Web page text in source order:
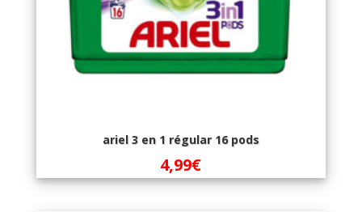
ariel 3 en 1 régular 16 pods
4,99€